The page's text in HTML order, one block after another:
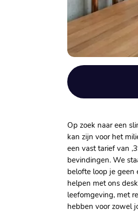
Op zoek naar een
kan zijn voor het
een vast tarief van
bevindingen. We
belofte loop je geen
helpen met ons
leefomgeving, met
hebben voor zowel